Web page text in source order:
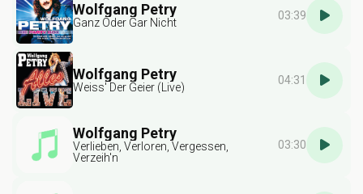
Wolfgang Petry
Ganz Oder Gar Nicht
03:39
Wolfgang Petry
Weiss' Der Geier (Live)
04:31
Wolfgang Petry
Verlieben, Verloren, Vergessen,
Verzeih'n
03:30